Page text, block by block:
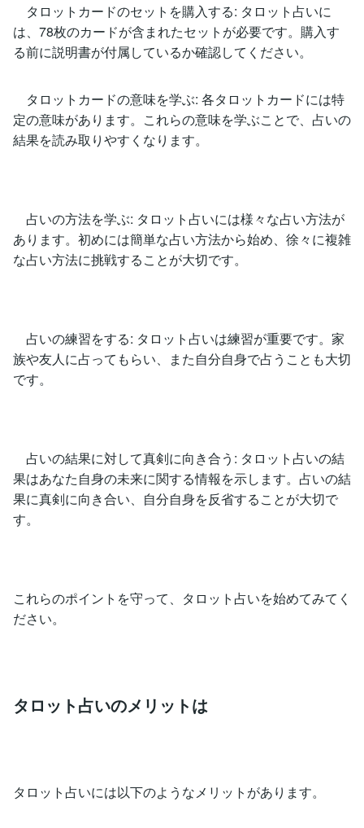
タロットカードのセットを購入する: タロット占いに
は、78枚のカードが含まれたセットが必要です。購入す
る前に説明書が付属しているか確認してください。
タロットカードの意味を学ぶ: 各タロットカードには特
定の意味があります。これらの意味を学ぶことで、占いの
結果を読み取りやすくなります。
占いの方法を学ぶ: タロット占いには様々な占い方法が
あります。初めには簡単な占い方法から始め、徐々に複雑
な占い方法に挑戦することが大切です。
占いの練習をする: タロット占いは練習が重要です。家
族や友人に占ってもらい、また自分自身で占うことも大切
です。
占いの結果に対して真剣に向き合う: タロット占いの結
果はあなた自身の未来に関する情報を示します。占いの結
果に真剣に向き合い、自分自身を反省することが大切で
す。
これらのポイントを守って、タロット占いを始めてみてく
ださい。
タロット占いのメリットは
タロット占いには以下のようなメリットがあります。